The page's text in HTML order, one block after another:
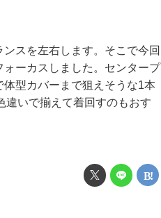
スを左右します。そこで今回
ーカスしました。センタープ
型カバーまで狙えそうな1本
違いで揃えて着回すのもおす